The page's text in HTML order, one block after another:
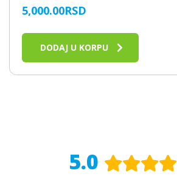
OCENJENO
SA
5,000.00RSD
DODAJ U KORPU
5.0